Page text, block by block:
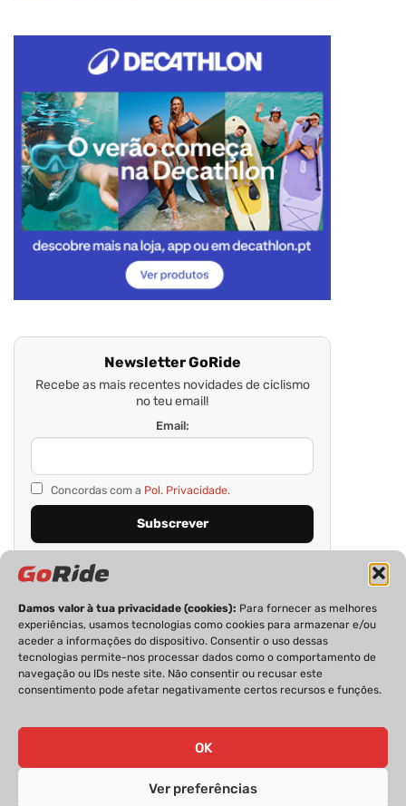
Damos valor à tua privacidade (cookies): Para fornecer as melhores
experiências, usamos tecnologias como cookies para armazenar e/ou
aceder a informações do dispositivo. Consentir o uso dessas
tecnologias permite-nos processar dados como o comportamento de
navegação ou IDs neste site. Não consentir ou recusar este
consentimento pode afetar negativamente certos recursos e funções.
OK
Ver preferências
Newsletter GoRide
Recebe as mais recentes novidades de ciclismo
no teu email!
Email:
Concordas com a Pol. Privacidade.
PRIVACIDADE FICHA TÉCNICA
ESTATUTO EDITORIAL